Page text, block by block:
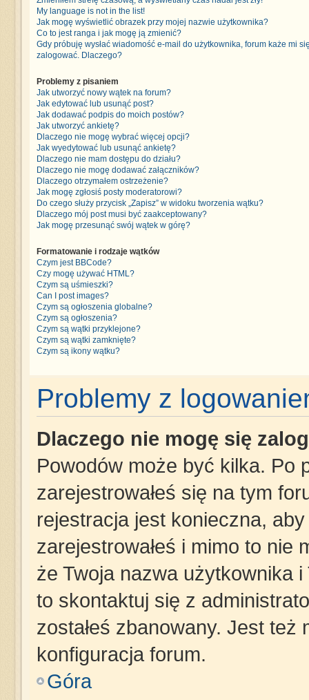
My language is not in the list!
Jak mogę wyświetlić obrazek przy mojej nazwie użytkownika?
Co to jest ranga i jak mogę ją zmienić?
Gdy próbuję wysłać wiadomość e-mail do użytkownika, forum każe mi
zalogować. Dlaczego?
Problemy z pisaniem
Jak utworzyć nowy wątek na forum?
Jak edytować lub usunąć post?
Jak dodawać podpis do moich postów?
Jak utworzyć ankietę?
Dlaczego nie mogę wybrać więcej opcji?
Jak wyedytować lub usunąć ankietę?
Dlaczego nie mam dostępu do działu?
Dlaczego nie mogę dodawać załączników?
Dlaczego otrzymałem ostrzeżenie?
Jak mogę zgłosiś posty moderatorowi?
Do czego służy przycisk „Zapisz” w widoku tworzenia wątku?
Dlaczego mój post musi być zaakceptowany?
Jak mogę przesunąć swój wątek w górę?
Formatowanie i rodzaje wątków
Czym jest BBCode?
Czy mogę używać HTML?
Czym są uśmieszki?
Can I post images?
Czym są ogłoszenia globalne?
Czym są ogłoszenia?
Czym są wątki przyklejone?
Czym są wątki zamknięte?
Czym są ikony wątku?
Problemy z
Dlaczego nie mogę się
Powodów może być kilka. Po
zarejestrowałeś się na tym
rejestracja jest konieczna,
zarejestrowałeś i mimo to nie
że Twoja nazwa użytkownika i
to skontaktuj się z
zostałeś zbanowany. Jest też
konfiguracja forum.
Góra